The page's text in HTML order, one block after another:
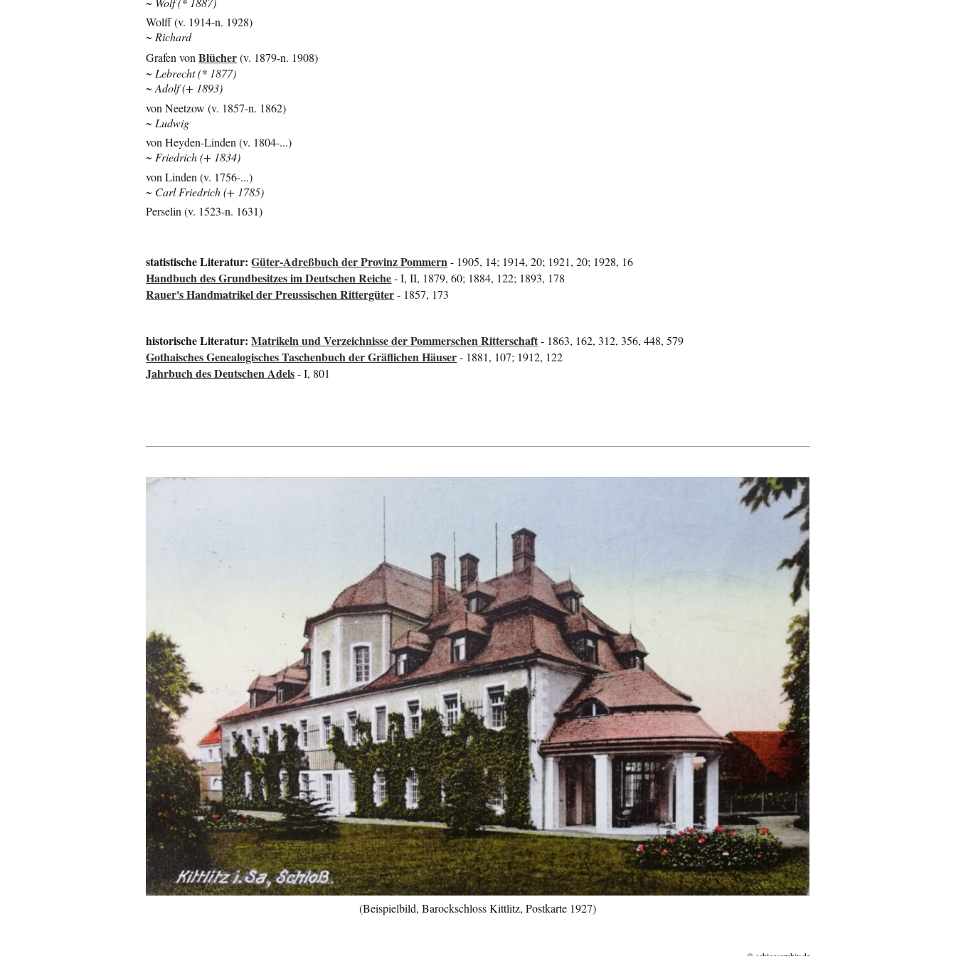
Wolff (v. 1914-n. 1928)
~ Richard
Grafen vonBlücher(v. 1879-n. 1908)
~ Lebrecht (* 1877)
~ Adolf (+ 1893)
von Neetzow (v. 1857-n. 1862)
~ Ludwig
von Heyden-Linden (v. 1804-...)
~ Friedrich (+ 1834)
von Linden (v. 1756-...)
~ Carl Friedrich (+ 1785)
Perselin (v. 1523-n. 1631)
statistische Literatur:Güter-Adreßbuch der Provinz Pommern- 1905, 14; 1914, 20; 1921, 20; 1928, 16
Handbuch des Grundbesitzes im Deutschen Reiche- I, II, 1879, 60; 1884, 122; 1893, 178
Rauer's Handmatrikel der Preussischen Rittergüter- 1857, 173
historische Literatur:Matrikeln und Verzeichnisse der Pommerschen Ritterschaft- 1863, 162, 312, 356, 448, 579
Gothaisches Genealogisches Taschenbuch der Gräflichen Häuser- 1881, 107; 1912, 122
Jahrbuch des Deutschen Adels- I, 801
(Beispielbild, Barockschloss Kittlitz, Postkarte 1927)